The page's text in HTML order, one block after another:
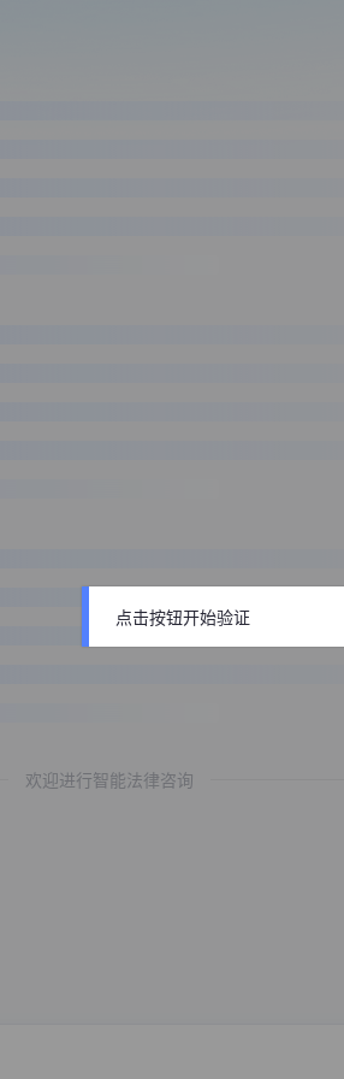
欢迎进行智能法律咨询
点击按钮开始验证